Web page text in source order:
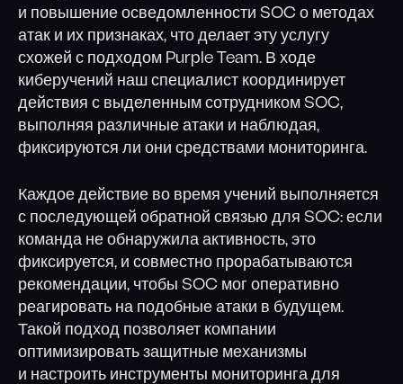
и повышение осведомленности SOC о методах
атак и их признаках, что делает эту услугу
схожей с подходом Purple Team. В ходе
киберучений наш специалист координирует
действия с выделенным сотрудником SOC,
выполняя различные атаки и наблюдая,
фиксируются ли они средствами мониторинга.
Каждое действие во время учений выполняется
с последующей обратной связью для SOC: если
команда не обнаружила активность, это
фиксируется, и совместно прорабатываются
рекомендации, чтобы SOC мог оперативно
реагировать на подобные атаки в будущем.
Такой подход позволяет компании
оптимизировать защитные механизмы
и настроить инструменты мониторинга для